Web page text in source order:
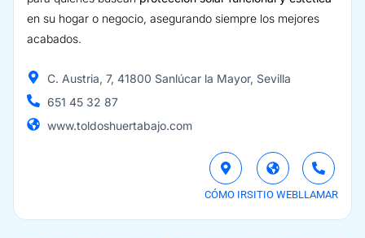
en su hogar o negocio, asegurando siempre los mejores
acabados.
C. Austria, 7, 41800 Sanlúcar la Mayor, Sevilla
651 45 32 87
www.toldoshuertabajo.com
CÓMO IRSITIO WEBLLAMAR